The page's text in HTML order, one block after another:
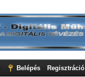
Belépés Regisztráció